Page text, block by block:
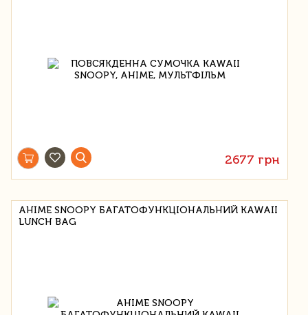
2677 грн
АНІМЕ SNOOPY БАГАТОФУНКЦІОНАЛЬНИЙ KAWAII
LUNCH BAG